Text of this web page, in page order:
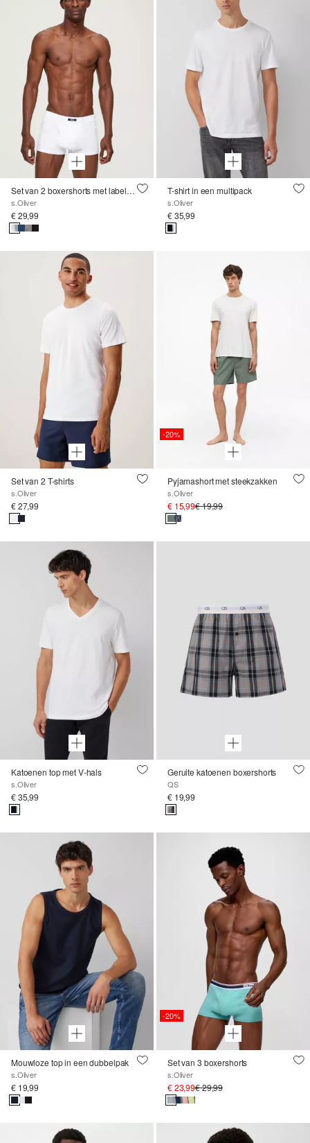
Set van 2 boxershorts met labelpatch
s.Oliver
€ 29,99
T-shirt in een multipack
s.Oliver
€ 35,99
Set van 2 T-shirts
s.Oliver
€ 27,99
-20%
Pyjamashort met steekzakken
s.Oliver
€ 15,99€ 19,99
Katoenen top met V-hals
s.Oliver
€ 35,99
Geruite katoenen boxershorts
QS
€ 19,99
Mouwloze top in een dubbelpak
s.Oliver
€ 19,99
-20%
Set van 3 boxershorts
s.Oliver
€ 23,99€ 29,99